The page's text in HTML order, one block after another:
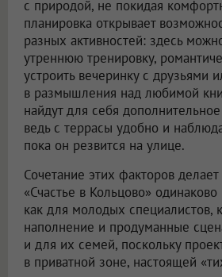
с природой, не покидая
планировка открывает
разных активностей: здесь
утреннюю тренировку,
устроить вечеринку с друзьями
в размышления над любимой
найдут для себя
ведь с террасы удобно и
пока он резвится на улице.
Сочетание этих факторов
«Счастье в Кольцово»
как для молодых специалистов,
наполнение и продуманные
и для их семей, поскольку
в приватной зоне, настоящей